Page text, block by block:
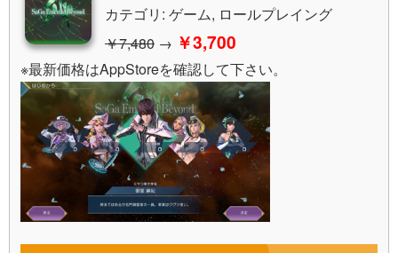
カテゴリ: ゲーム, ロールプレイング
￥7,480 → ￥3,700
※最新価格はAppStoreを確認して下さい。